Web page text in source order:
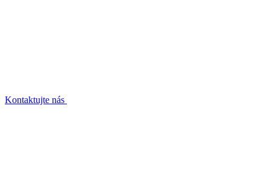
Kontaktujte nás